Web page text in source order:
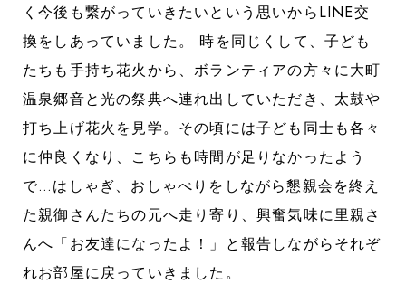
く今後も繋がっていきたいという思いからLINE交
換をしあっていました。 時を同じくして、子ども
たちも手持ち花火から、ボランティアの方々に大町
温泉郷音と光の祭典へ連れ出していただき、太鼓や
打ち上げ花火を見学。その頃には子ども同士も各々
に仲良くなり、こちらも時間が足りなかったよう
で…はしゃぎ、おしゃべりをしながら懇親会を終え
た親御さんたちの元へ走り寄り、興奮気味に里親さ
んへ「お友達になったよ！」と報告しながらそれぞ
れお部屋に戻っていきました。